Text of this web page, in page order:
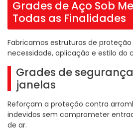
Grades de Aço Sob
Todas as Finalidades
Fabricamos estruturas de
necessidade, aplicação e estilo do
Grades de
janelas
Reforçam a proteção contra
indevidos sem comprometer
de ar.